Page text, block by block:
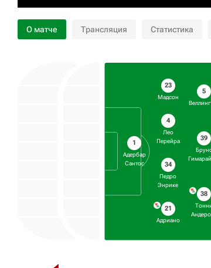
О матче Трансляция Статистика
1
Адербар
Сантос
23
Мадсон
4
Лео
Перейра
34
Педро
Энрике
21
Адриано
5
39
38